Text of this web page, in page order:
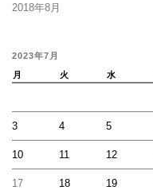
2018年8月
2023年7月
月
火 水
3 4 5
10 11 12
17 18 19